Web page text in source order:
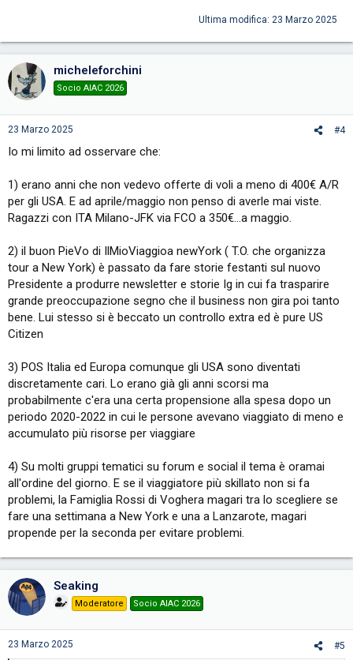
Ultima modifica: 23 Marzo 2025
micheleforchini
Socio AIAC 2026
23 Marzo 2025 #4
Io mi limito ad osservare che:
1) erano anni che non vedevo offerte di voli a meno di 400€ A/R
per gli USA. E ad aprile/maggio non penso di averle mai viste.
Ragazzi con ITA Milano-JFK via FCO a 350€...a maggio.
2) il buon PieVo di IlMioViaggioa newYork ( T.O. che organizza
tour a New York) è passato da fare storie festanti sul nuovo
Presidente a produrre newsletter e storie Ig in cui fa trasparire
grande preoccupazione segno che il business non gira poi tanto
bene. Lui stesso si è beccato un controllo extra ed è pure US
Citizen
3) POS Italia ed Europa comunque gli USA sono diventati
discretamente cari. Lo erano già gli anni scorsi ma
probabilmente c'era una certa propensione alla spesa dopo un
periodo 2020-2022 in cui le persone avevano viaggiato di meno e
accumulato più risorse per viaggiare
4) Su molti gruppi tematici su forum e social il tema è oramai
all'ordine del giorno. E se il viaggiatore più skillato non si fa
problemi, la Famiglia Rossi di Voghera magari tra lo scegliere se
fare una settimana a New York e una a Lanzarote, magari
propende per la seconda per evitare problemi.
Seaking
Moderatore Socio AIAC 2026
23 Marzo 2025 #5